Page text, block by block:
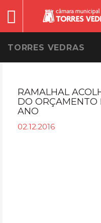
TORRES VEDRAS
RAMALHAL
DO ORÇAMENTO
ANO
02.12.2016